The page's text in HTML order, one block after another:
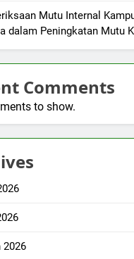
Mutu Internal
dalam Peningkatan Mutu
Comments
to show.
2026